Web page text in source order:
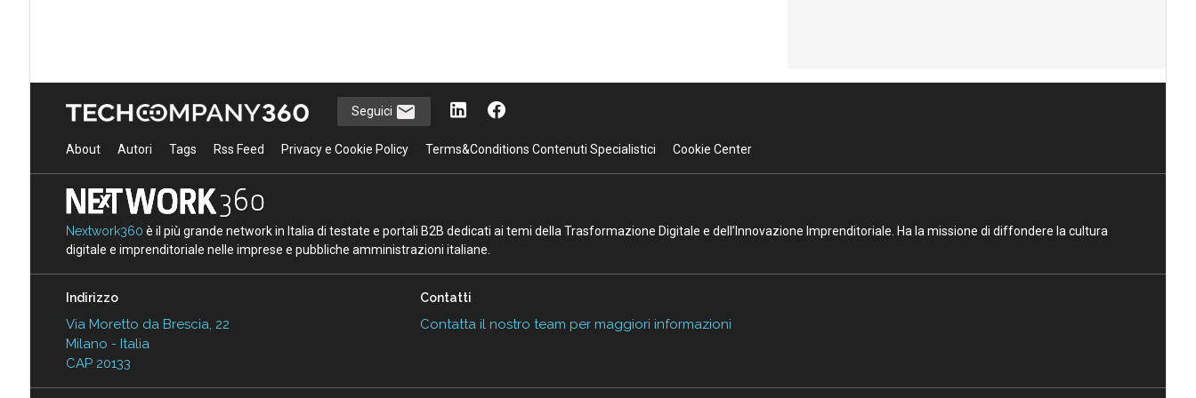
Seguici
About Autori Tags Rss Feed Privacy e Cookie Policy Terms&Conditions Contenuti Specialistici Cookie Center
Nextwork360 è il più grande network in Italia di testate e portali B2B dedicati ai temi della Trasformazione Digitale e dell’Innovazione Imprenditoriale. Ha la missione di diffondere la cultura
digitale e imprenditoriale nelle imprese e pubbliche amministrazioni italiane.
Indirizzo
Via Moretto da Brescia, 22
Milano - Italia
CAP 20133
Contatti
Contatta il nostro team per maggiori informazioni